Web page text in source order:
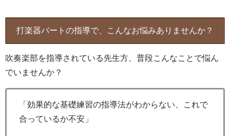
打楽器パートの指導で、こんなお悩みありませんか？
吹奏楽部を指導されている先生方、普段こんなことで悩ん
でいませんか？
「効果的な基礎練習の指導法がわからない、これで
合っているか不安」